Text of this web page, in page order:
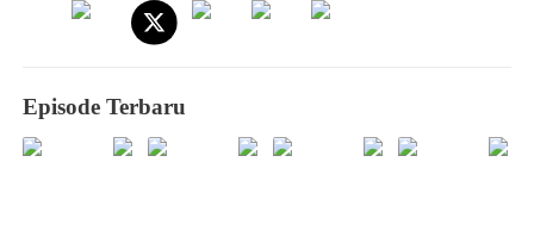
Episode Terbaru